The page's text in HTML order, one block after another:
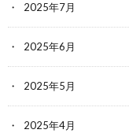
2025年7月
2025年6月
2025年5月
2025年4月